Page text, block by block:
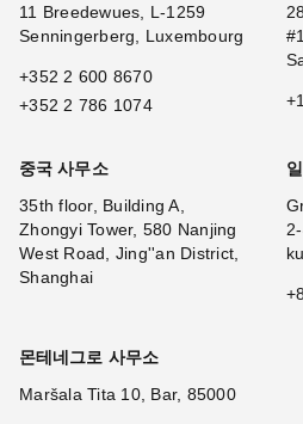
11 Breedewues, L-1259
Senningerberg, Luxembourg
+352 2 600 8670
+352 2 786 1074
중국 사무소
35th floor, Building A,
Zhongyi Tower, 580 Nanjing
West Road, Jing''an District,
Shanghai
몬테네그로 사무소
Maršala Tita 10, Bar, 85000